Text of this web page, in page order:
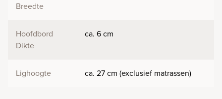
Breedte
Hoofdbord
Dikte
ca. 6 cm
Lighoogte ca. 27 cm (exclusief matrassen)